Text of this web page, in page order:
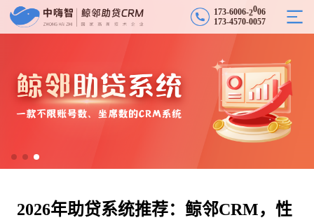
173-6006-2006
173-4570-0057
2026年助贷系统推荐：鲸邻CRM，性